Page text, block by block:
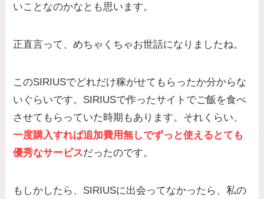
いことなのかなとも思います。
正直言って、めちゃくちゃお世話になりましたね。
このSIRIUSでどれだけ稼がせてもらったか分からな
いぐらいです。SIRIUSで作ったサイトでご飯を食べ
させてもらっていた時期もあります。それくらい、
一度購入すれば追加費用無しでずっと使えるとても
優秀なサービスだったのです。
もしかしたら、SIRIUSに出会ってなかったら、私の